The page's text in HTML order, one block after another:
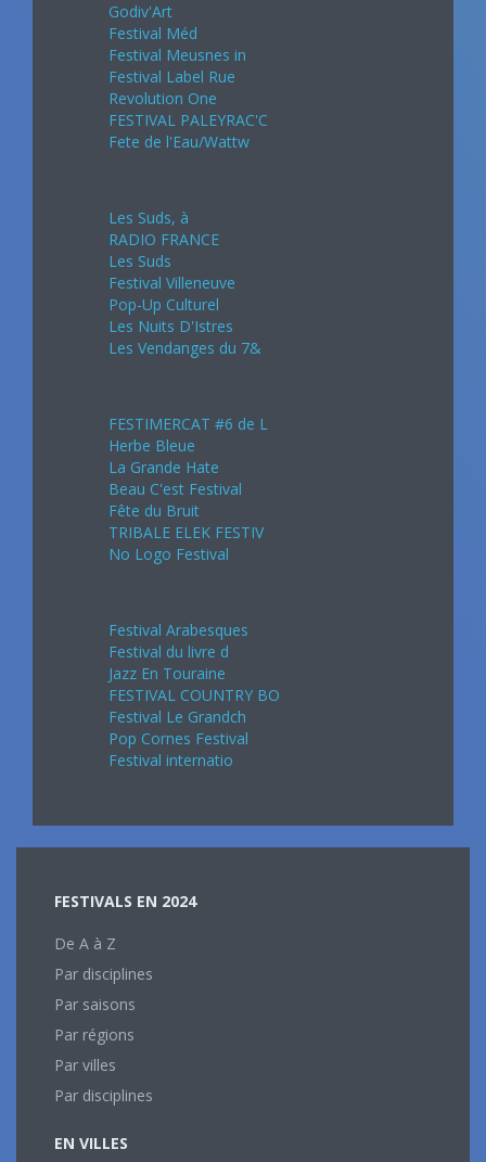
Godiv'Art
Festival Méd
Festival Meusnes in
Festival Label Rue
Revolution One
FESTIVAL PALEYRAC'C
Fete de l'Eau/Wattw
Les Suds, à
RADIO FRANCE
Les Suds
Festival Villeneuve
Pop-Up Culturel
Les Nuits D'Istres
Les Vendanges du 7&
FESTIMERCAT #6 de L
Herbe Bleue
La Grande Hate
Beau C'est Festival
Fête du Bruit
TRIBALE ELEK FESTIV
No Logo Festival
Festival Arabesques
Festival du livre d
Jazz En Touraine
FESTIVAL COUNTRY BO
Festival Le Grandch
Pop Cornes Festival
Festival internatio
FESTIVALS EN 2024
De A à Z
Par disciplines
Par saisons
Par régions
Par villes
Par disciplines
EN VILLES